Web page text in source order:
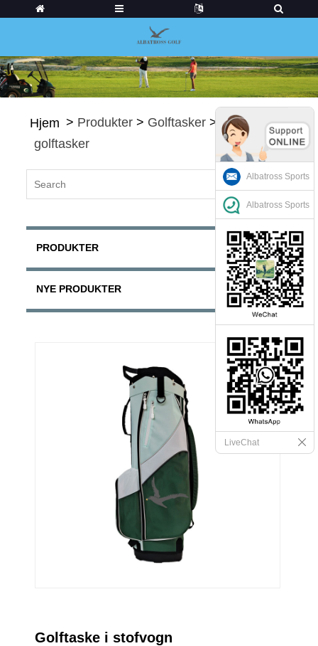
Hjem > Produkter > Golftasker > Kurv
golftasker
PRODUKTER
NYE PRODUKTER
Golftaske i stofvogn
Albatross Sports
Albatross Sports
LiveChat